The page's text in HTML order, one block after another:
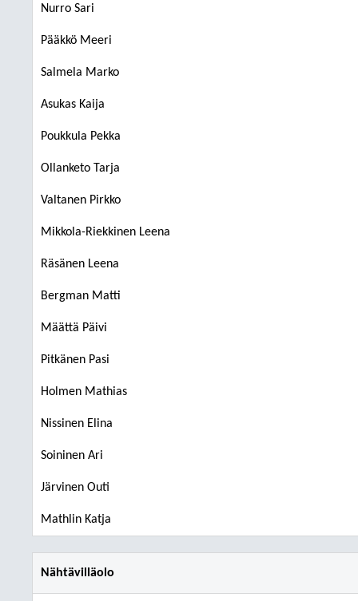
Nurro Sari
Pääkkö Meeri
Salmela Marko
Asukas Kaija
Poukkula Pekka
Ollanketo Tarja
Valtanen Pirkko
Mikkola-Riekkinen Leena
Räsänen Leena
Bergman Matti
Määttä Päivi
Pitkänen Pasi
Holmen Mathias
Nissinen Elina
Soininen Ari
Järvinen Outi
Mathlin Katja
Nähtävilläolo